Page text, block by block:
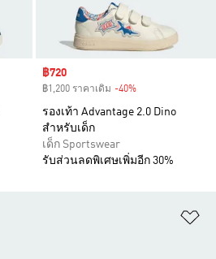
Sale price
฿720
฿1,200 ราคาเดิม -40%
รองเท้า Advantage 2.0 Dino
สำหรับเด็ก
เด็ก Sportswear
รับส่วนลดพิเศษเพิ่มอีก 30%